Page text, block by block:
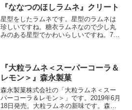
です。ウィードの食玩に入っているいつ
ものラムネですね。シンプルなラムネ味
でおいしいです。
『ななつのほしラムネ』クリート
星型をしたラムネです。星型のラムネは
珍しいですね。糖衣ラムネなので少し丸
みのある星型でかわいらしいですね。7色
ビットな色合いなのでなんとなく外国の
お菓子みたいですね。
『大粒ラムネ＜スーパーコーラ＆
レモン＞』森永製菓
森永製菓株式会社の「大粒ラムネ＜スー
パーコーラ＆レモン＞」です。2019年6月
18日発売。大粒ラムネの新味です。森永